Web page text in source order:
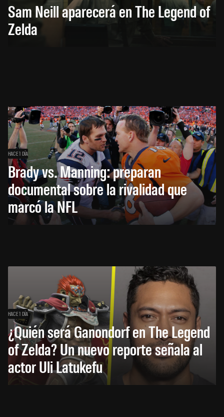
Sam Neill aparecerá en The Legend of
Zelda
HACE 1 DÍA
Brady vs. Manning: preparan
documental sobre la rivalidad que
marcó la NFL
HACE 1 DÍA
¿Quién será Ganondorf en The Legend
of Zelda? Un nuevo reporte señala al
actor Uli Latukefu